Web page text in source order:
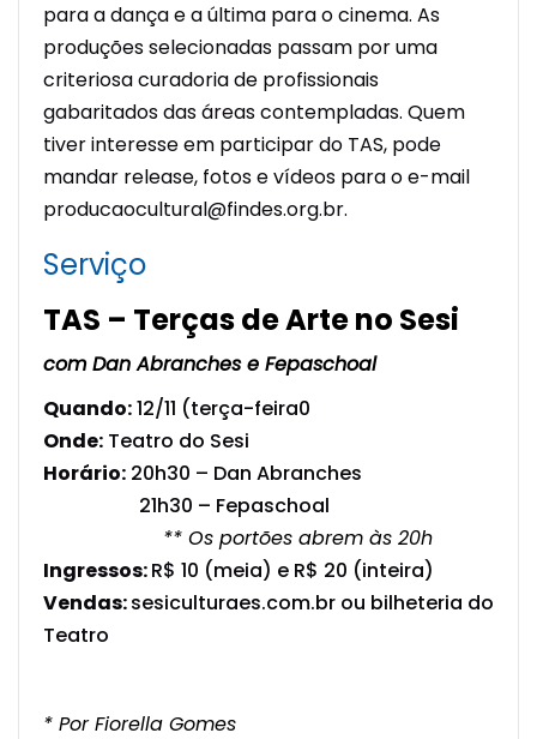
para a dança e a última para o cinema. As
produções selecionadas passam por uma
criteriosa curadoria de profissionais
gabaritados das áreas contempladas. Quem
tiver interesse em participar do TAS, pode
mandar release, fotos e vídeos para o e-mail
producaocultural@findes.org.br.
Serviço
TAS – Terças de Arte no Sesi
com Dan Abranches e Fepaschoal
Quando:12/11 (terça-feira0
Onde: Teatro do Sesi
Horário: 20h30 – Dan Abranches
21h30 – Fepaschoal
** Os portões abrem às 20h
Ingressos:R$ 10 (meia) e R$ 20 (inteira)
Vendas:sesiculturaes.com.br ou bilheteria do
Teatro
* Por Fiorella Gomes